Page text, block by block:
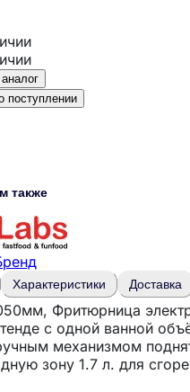
поступлении
также
Характеристики Доставка
Фритюрница
с одной ванной
механизмом
зону 1.7 л. для